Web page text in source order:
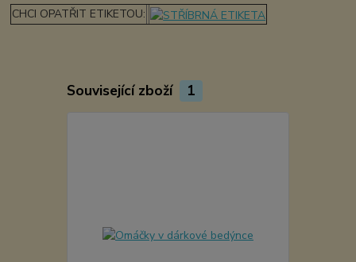
CHCI OPATŘIT ETIKETOU:
Související zboží 1